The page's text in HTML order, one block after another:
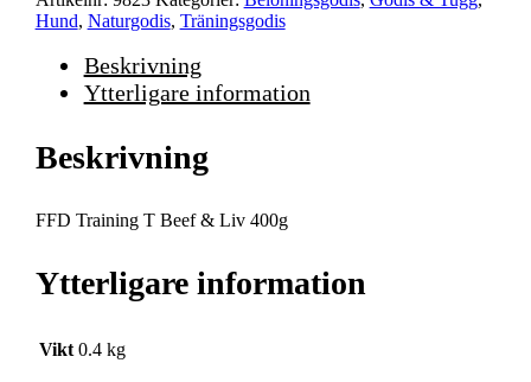
Hund, Naturgodis, Träningsgodis
Beskrivning
Ytterligare information
Beskrivning
FFD Training T Beef & Liv 400g
Ytterligare information
Vikt 0.4 kg